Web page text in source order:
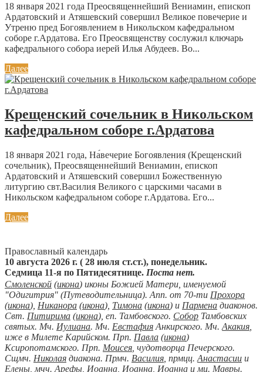
18 января 2021 года Преосвященнейший Вениамин, епископ
Ардатовский и Атяшевский совершил Великое повечерие и
Утреню пред Богоявлением в Никольском кафедральном
соборе г.Ардатова. Его Преосвященству сослужил ключарь
кафедрального собора иерей Илья Абудеев. Во...
Далее
Крещенский сочельник в Никольском
кафедральном соборе г.Ардатова
18 января 2021 года, На́вечерие Богоявления (Крещенский
сочельник), Преосвященнейший Вениамин, епископ
Ардатовский и Атяшевский совершил Божественную
литургию свт.Василия Великого с царскими часами в
Никольском кафедральном соборе г.Ардатова. Его...
Далее
Православный календарь
10 августа 2026 г. ( 28 июля ст.ст.), понедельник.
Седмица 11-я по Пятидесятнице. Поста нет.
Смоленской (икона) иконы Божией Матери, именуемой
"Одигитрия" (Путеводительница). Апп. от 70-ти Прохора
(икона), Никанора (икона), Тимона (икона) и Пармена диаконов.
Свт. Питирима (икона), еп. Тамбовского. Собор Тамбовских
святых. Мч. Иулиана. Мч. Евстафия Анкирского. Мч. Акакия
иже в Милете Карийском. Прп. Павла (икона)
Ксиропотамского. Прп. Моисея , чудотворца Печерского.
Сщмч. Николая диакона. Прмч. Василия , прмцц. Анастасии и
Елены , мчч. Арефы Иоанна Иоанна Иоанна и мц. Мавры.